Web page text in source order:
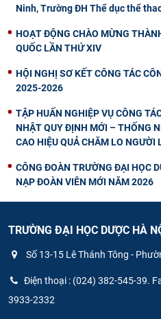
Ninh, Trường ĐH Thể dục thể
HOẠT ĐỘNG CHÀO MỪNG
QUỐC LẦN THỨ XIV
HỘI NGHỊ SƠ KẾT CÔNG TÁC
2025-2026
TẬP HUẤN NGHIỆP VỤ CÔNG
NHẬT QUY ĐỊNH MỚI – THỐNG
CAO HIỆU QUẢ CHĂM LO NGƯỜI
CÔNG ĐOÀN TRƯỜNG ĐẠI HỌC
NẠP ĐOÀN VIÊN MỚI NĂM 2026
TRƯỜNG ĐẠI HỌC DƯỢC HÀ
Số 13-15 Lê Thánh Tông -
Điện thoại : (024) 382-545-39.
3933-2332